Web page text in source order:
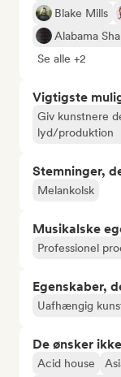
Blake Mills
Alabama
Se alle +2
Vigtigste
Giv kunstnere
lyd/produktion
Stemninger,
Melankolsk
Musikalske
Professionel
Egenskaber,
Uafhængig
De ønsker
Acid house